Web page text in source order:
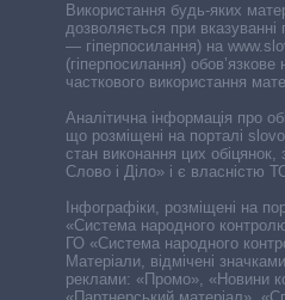
Використання будь-яких
дозволяється при вказуванні
— гіперпосилання) на
(гіперпосилання)
часткового використання
Аналітична інформація про
що розміщені на порталі
стан виконання цих обіцянок,
Слово і Діло» і є власністю
Інфографіки, розміщені на
«Система народного
ГО «Система народного
Матеріали, відмічені
реклами: «Промо», «Новини